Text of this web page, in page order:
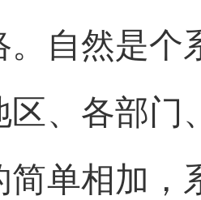
。自然是个
区、各部门
简单相加，